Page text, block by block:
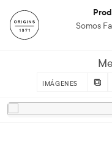
Somos
IMÁGENES